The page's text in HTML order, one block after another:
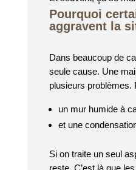
Pourquoi
aggravent la
Dans beaucoup de
seule cause. Une
plusieurs problèmes.
un mur humide à
et une
Si on traite un seul
reste. C’est là que